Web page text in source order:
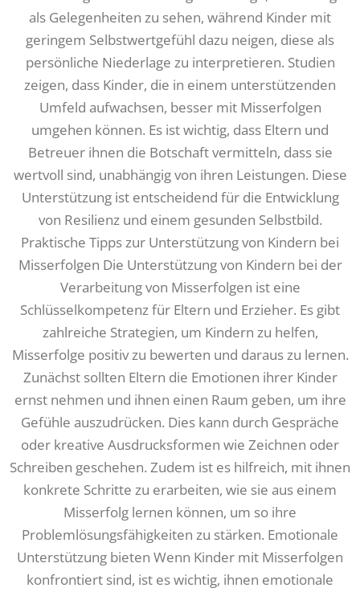
als Gelegenheiten zu sehen, während Kinder mit
geringem Selbstwertgefühl dazu neigen, diese als
persönliche Niederlage zu interpretieren. Studien
zeigen, dass Kinder, die in einem unterstützenden
Umfeld aufwachsen, besser mit Misserfolgen
umgehen können. Es ist wichtig, dass Eltern und
Betreuer ihnen die Botschaft vermitteln, dass sie
wertvoll sind, unabhängig von ihren Leistungen. Diese
Unterstützung ist entscheidend für die Entwicklung
von Resilienz und einem gesunden Selbstbild.
Praktische Tipps zur Unterstützung von Kindern bei
Misserfolgen Die Unterstützung von Kindern bei der
Verarbeitung von Misserfolgen ist eine
Schlüsselkompetenz für Eltern und Erzieher. Es gibt
zahlreiche Strategien, um Kindern zu helfen,
Misserfolge positiv zu bewerten und daraus zu lernen.
Zunächst sollten Eltern die Emotionen ihrer Kinder
ernst nehmen und ihnen einen Raum geben, um ihre
Gefühle auszudrücken. Dies kann durch Gespräche
oder kreative Ausdrucksformen wie Zeichnen oder
Schreiben geschehen. Zudem ist es hilfreich, mit ihnen
konkrete Schritte zu erarbeiten, wie sie aus einem
Misserfolg lernen können, um so ihre
Problemlösungsfähigkeiten zu stärken. Emotionale
Unterstützung bieten Wenn Kinder mit Misserfolgen
konfrontiert sind, ist es wichtig, ihnen emotionale